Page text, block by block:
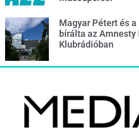
Magyar Pétert és
bírálta az Amnesty
Klubrádióban